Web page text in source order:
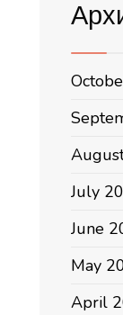
July
June
May
April